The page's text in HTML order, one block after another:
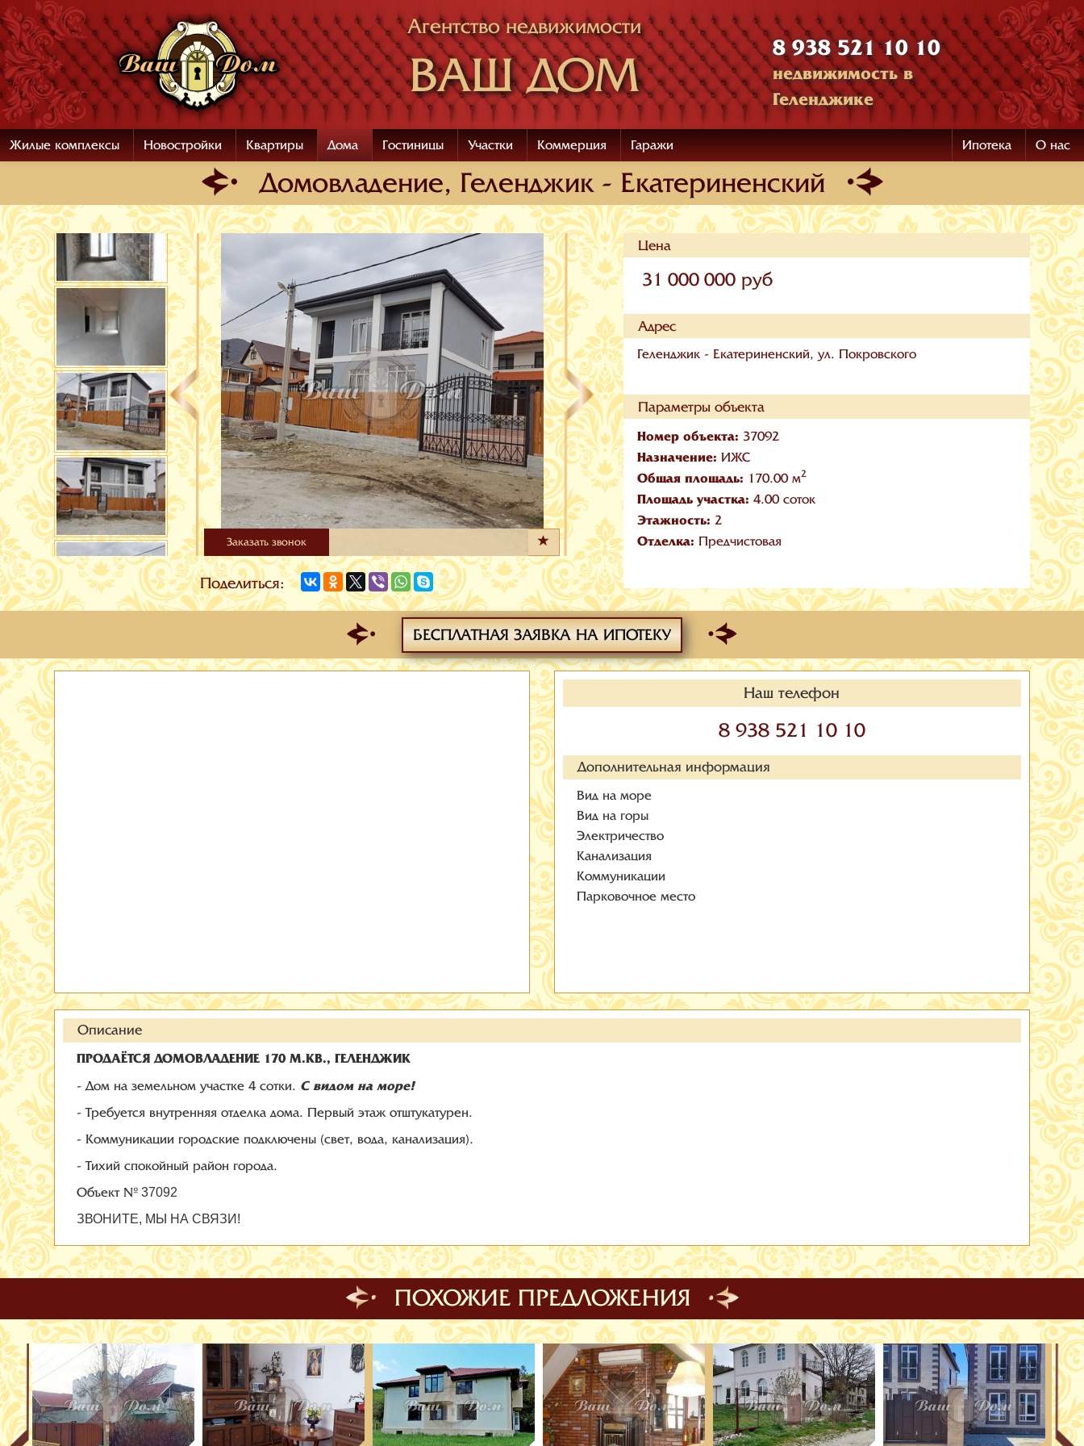
Агентство недвижимости
ВАШ ДОМ
8 938 521 10 10
недвижимость в
Геленджике
Жилые комплексы Новостройки Квартиры Дома Гостиницы Участки Коммерция Гаражи О нас
Ипотека
Домовладение, Геленджик - Екатериненский
Заказать звонок
Поделиться:
Цена
31 000 000 руб
Адрес
Геленджик - Екатериненский, ул. Покровского
Параметры объекта
Номер объекта: 37092
Назначение: ИЖС
Общая площадь: 170.00 м2
Площадь участка: 4.00 соток
Этажность: 2
Отделка: Предчистовая
БЕСПЛАТНАЯ ЗАЯВКА НА ИПОТЕКУ
Наш телефон
8 938 521 10 10
Дополнительная информация
Вид на море
Вид на горы
Электричество
Канализация
Коммуникации
Парковочное место
Описание
ПРОДАЁТСЯ ДОМОВЛАДЕНИЕ 170 М.КВ., ГЕЛЕНДЖИК
- Дом на земельном участке 4 сотки. С видом на море!
- Требуется внутренняя отделка дома. Первый этаж отштукатурен.
- Коммуникации городские подключены (свет, вода, канализация).
- Тихий спокойный район города.
Объект № 37092
ЗВОНИТЕ, МЫ НА СВЯЗИ!
ПОХОЖИЕ ПРЕДЛОЖЕНИЯ